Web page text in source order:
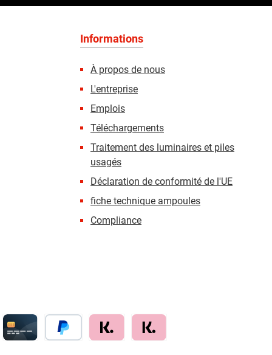
Informations
À propos de nous
L'entreprise
Emplois
Téléchargements
Traitement des luminaires et piles
usagés
Déclaration de conformité de l'UE
fiche technique ampoules
Compliance